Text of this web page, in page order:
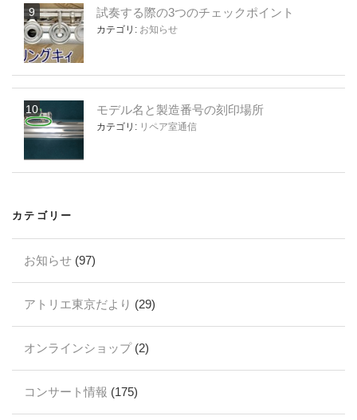
試奏する際の3つのチェックポイント
カテゴリ: お知らせ
モデル名と製造番号の刻印場所
カテゴリ: リペア室通信
カテゴリー
お知らせ (97)
アトリエ東京だより (29)
オンラインショップ(2)
コンサート情報 (175)